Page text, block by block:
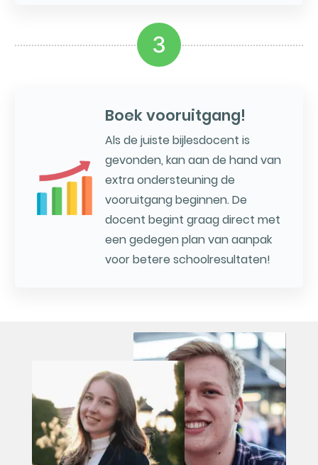
3
Boek vooruitgang!
Als de juiste bijlesdocent is
gevonden, kan aan de hand van
extra ondersteuning de
vooruitgang beginnen. De
docent begint graag direct met
een gedegen plan van aanpak
voor betere schoolresultaten!